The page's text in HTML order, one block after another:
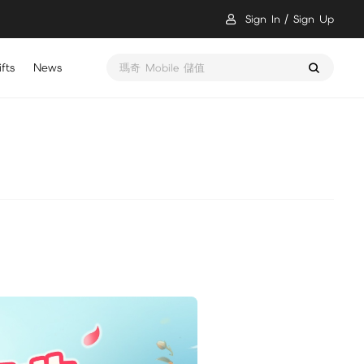
Sign In Sign Up
News 瑪奇 Mobile 儲值